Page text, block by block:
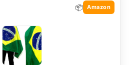
📦 Amazon